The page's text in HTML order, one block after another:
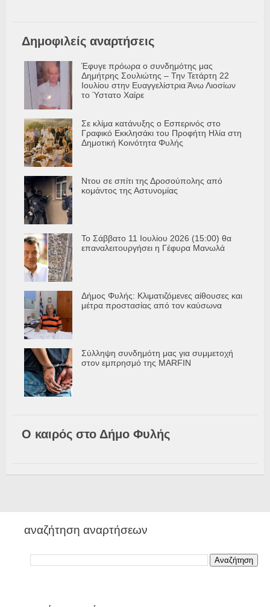
Δημοφιλείς αναρτήσεις
Έφυγε πρόωρα ο συνδημότης μας
Δημήτρης Σουλιώτης – Την Τετάρτη 22
Ιουλίου στην Ευαγγελίστρια Άνω Λιοσίων
το Ύστατο Χαίρε
Σε κλίμα κατάνυξης ο Εσπερινός στο
Γραφικό Εκκλησάκι του Προφήτη Ηλία στη
Δημοτική Κοινότητα Φυλής
Ντου σε σπίτι της Δροσούπολης από
κομάντος της Αστυνομίας
Το Σάββατο 11 Ιουλίου 2026 (15:00) θα
επαναλειτουργήσει η Γέφυρα Μανωλά
Δήμος Φυλής: Κλιματιζόμενες αίθουσες και
μέτρα προστασίας από τον καύσωνα
Σύλληψη συνδημότη μας για συμμετοχή
στον εμπρησμό της MARFIN
Ο καιρός στο Δήμο Φυλής
αναζήτηση αναρτήσεων